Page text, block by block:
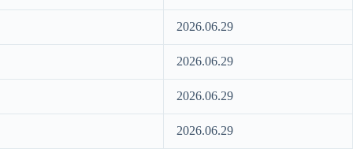
2026.06.29
2026.06.29
2026.06.29
2026.06.29